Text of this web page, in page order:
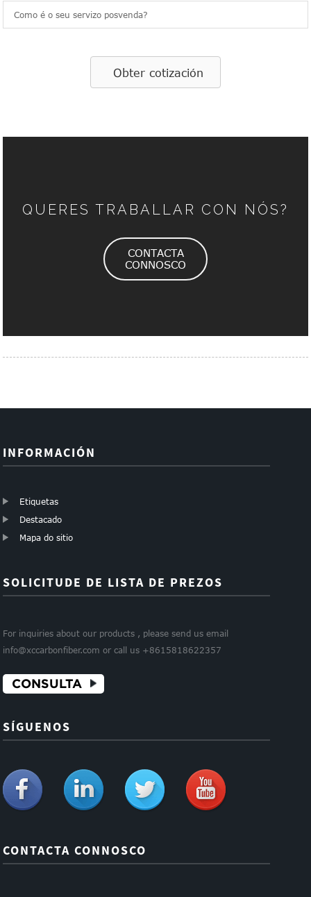
Como é o seu servizo posvenda?
Obter cotización
QUERES TRABALLAR CON NÓS?
CONTACTA
CONNOSCO
INFORMACIÓN
Etiquetas
Destacado
Mapa do sitio
SOLICITUDE DE LISTA DE PREZOS
For inquiries about our products , please send us email
info@xccarbonfiber.com or call us +8615818622357
CONSULTA
SÍGUENOS
CONTACTA CONNOSCO